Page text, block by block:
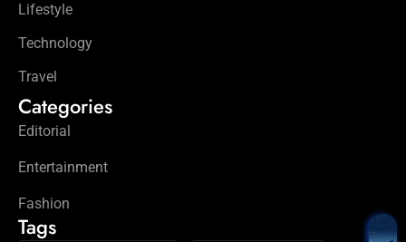
Lifestyle
Technology
Travel
Categories
Editorial
Entertainment
Fashion
Tags